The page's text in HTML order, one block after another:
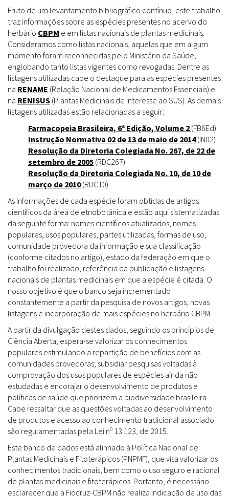
Fruto de um levantamento bibliográfico contínuo, este trabalho
traz informações sobre as espécies presentes no acervo do
herbário CBPM e em listas nacionais de plantas medicinais.
Consideramos como listas nacionais, aquelas que em algum
momento foram reconhecidas pelo Ministério da Saúde,
englobando tanto listas vigentes como revogadas. Dentre as
listagens utilizadas cabe o destaque para as espécies presentes
na RENAME (Relação Nacional de Medicamentos Essenciais) e
na RENISUS (Plantas Medicinais de Interesse ao SUS). As demais
listagens utilizadas estão relacionadas a seguir:
Farmacopeia Brasileira, 6ª Edição, Volume 2 (FB6Ed)
Instrução Normativa 02 de 13 de maio de 2014(IN02)
Resolução da Diretoria Colegiada No. 267, de 22 de
setembro de 2005 (RDC267)
Resolução da Diretoria Colegiada No. 10, de 10 de
março de 2010(RDC10)
As informações de cada espécie foram obtidas de artigos
científicos da área de etnobotânica e estão aqui sistematizadas
da seguinte forma: nomes científicos atualizados, nomes
populares, usos populares, partes utilizadas, formas de uso,
comunidade provedora da informação e sua classificação
(conforme citados no artigo), estado da federação em que o
trabalho foi realizado, referência da publicação e listagens
nacionais de plantas medicinais em que a espécie é citada. O
nosso objetivo é que o banco seja incrementado
constantemente a partir da pesquisa de novos artigos, novas
listagens e incorporação de mais espécies no herbário CBPM.
A partir da divulgação destes dados, seguindo os princípios de
Ciência Aberta, espera-se valorizar os conhecimentos
populares estimulando a repartição de benefícios com as
comunidades provedoras; subsidiar pesquisas voltadas à
comprovação dos usos populares de espécies ainda não
estudadas e encorajar o desenvolvimento de produtos e
políticas de saúde que priorizem a biodiversidade brasileira.
Cabe ressaltar que as questões voltadas ao desenvolvimento
de produtos e acesso ao conhecimento tradicional associado
são regulamentadas pela Lei nº 13.123, de 2015.
Este banco de dados está alinhado à Política Nacional de
Plantas Medicinais e Fitoterápicos (PNPMF), que visa valorizar os
conhecimentos tradicionais, bem como o uso seguro e racional
de plantas medicinais e fitoterápicos. Portanto, é necessário
esclarecer que a Fiocruz-CBPM não realiza indicação de uso das